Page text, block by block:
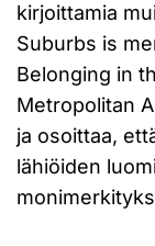
kirjoittamia
Suburbs is
Belonging in
Metropolitan
ja osoittaa,
lähiöiden